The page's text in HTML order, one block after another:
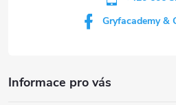
Informace pro vás
Gryfacademy &